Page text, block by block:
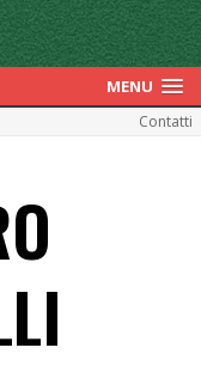
MENU
Contatti